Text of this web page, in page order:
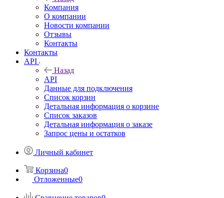
Как купить
Условия оплаты
Условия доставки
Гарантия на товар
Вопрос-ответ
Компания
Назад
Компания
О компании
Новости компании
Отзывы
Контакты
Контакты
API
Назад
API
Данные для подключения
Список корзин
Детальная информация о корзине
Список заказов
Детальная информация о заказе
Запрос цены и остатков